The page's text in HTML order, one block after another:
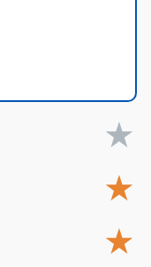
★
★
★